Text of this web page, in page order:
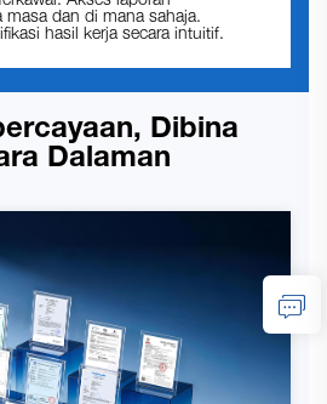
masa dan di mana sahaja.
hasil kerja secara intuitif.
Dibina
Dalaman